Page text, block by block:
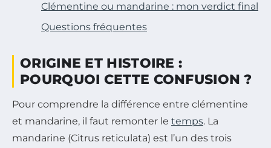
Clémentine ou mandarine : mon verdict final
Questions fréquentes
ORIGINE ET HISTOIRE :
POURQUOI CETTE CONFUSION ?
Pour comprendre la différence entre clémentine
et mandarine, il faut remonter le temps. La
mandarine (Citrus reticulata) est l’un des trois